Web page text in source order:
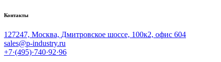
Контакты
127247, Москва, Дмитровское шоссе, 100к2, офис 604
sales@p-industry.ru
+7·(495)·740·92·96